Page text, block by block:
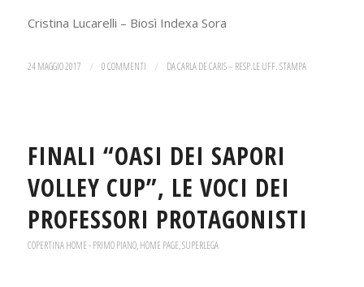
Cristina Lucarelli – Biosì Indexa Sora
24 MAGGIO 2017 / 0 COMMENTI / DACARLA DE CARIS – RESP.LE UFF. STAMPA
FINALI “OASI DEI SAPORI
VOLLEY CUP”, LE VOCI DEI
PROFESSORI PROTAGONISTI
COPERTINA HOME - PRIMO PIANO,HOME PAGE,SUPERLEGA